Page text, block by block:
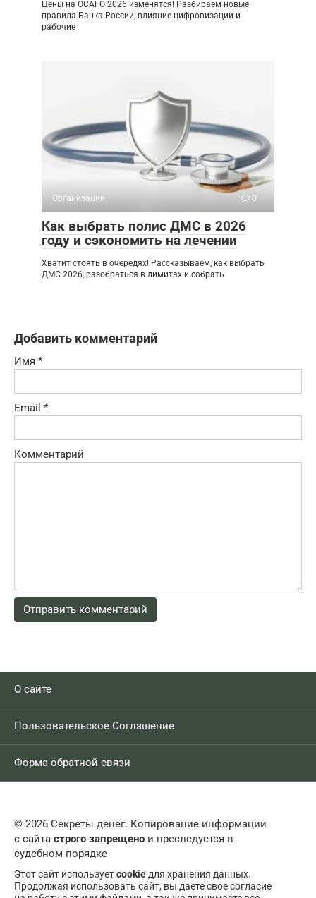
Цены на ОСАГО 2026 изменятся! Разбираем новые
правила Банка России, влияние цифровизации и
рабочие
Организации 0
Как выбрать полис ДМС в 2026
году и сэкономить на лечении
Хватит стоять в очередях! Рассказываем, как выбрать
ДМС 2026, разобраться в лимитах и собрать
Добавить комментарий
Имя *
Email *
Комментарий
О сайте
Пользовательское Соглашение
Форма обратной связи
© 2026 Секреты денег. Копирование информации
с сайта строго запрещено и преследуется в
судебном порядке
Этот сайт используетcookie для хранения данных.
Продолжая использовать сайт, вы даете свое согласие